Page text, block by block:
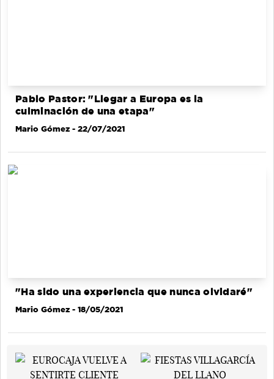
Pablo Pastor: "Llegar a Europa es la
culminación de una etapa"
Mario Gómez - 22/07/2021
"Ha sido una experiencia que nunca olvidaré"
Mario Gómez - 18/05/2021